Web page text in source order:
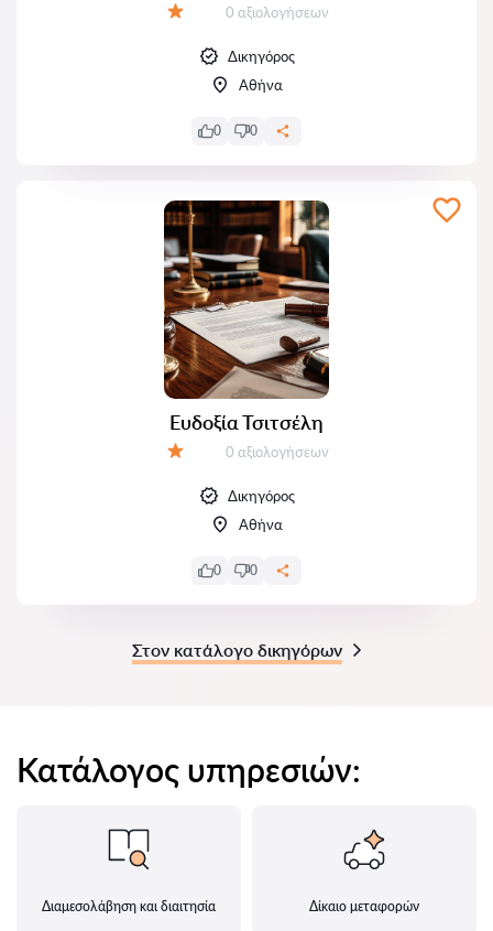
Αξιολογήσεις:
0 αξιολογήσεων
Δικηγόρος
Αθήνα
0 0
Ευδοξία Τσιτσέλη
Αξιολογήσεις:
0 αξιολογήσεων
Δικηγόρος
Αθήνα
0 0
Στον κατάλογο δικηγόρων
Κατάλογος υπηρεσιών:
Διαμεσολάβηση και διαιτησία Δίκαιο μεταφορών